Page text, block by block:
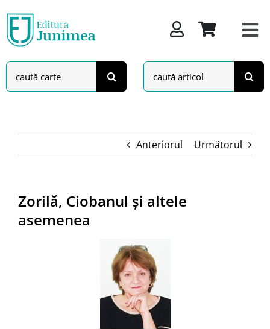
to
content
Search
for:
Search
for:
Anteriorul Următorul
Zorilă, Ciobanul și altele
asemenea